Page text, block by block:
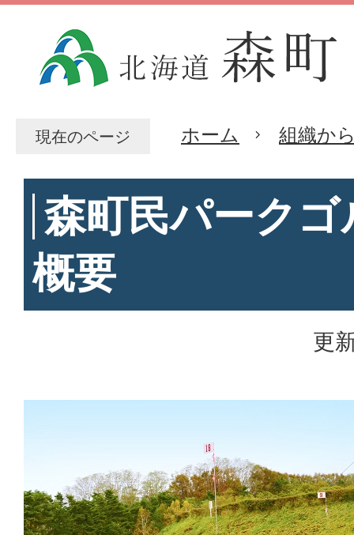
現在のページ ホーム 組織か
森町民パークゴ
概要
更